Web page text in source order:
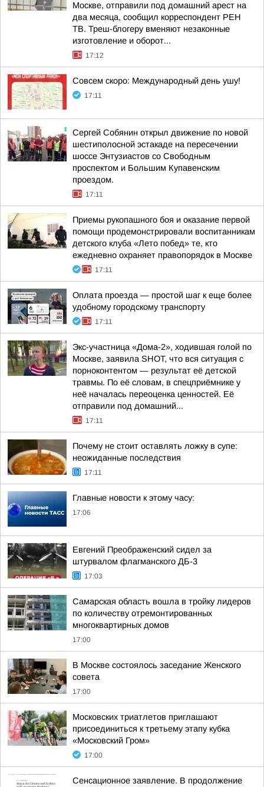
Москве, отправили под домашний арест на
два месяца, сообщил корреспондент РЕН
ТВ. Треш-блогеру вменяют незаконные
изготовление и оборот...
17:12
Совсем скоро: Международный день ушу!
17:11
Сергей Собянин открыл движение по новой
шестиполосной эстакаде на пересечении
шоссе Энтузиастов со Свободным
проспектом и Большим Купавенским
проездом.
17:11
Приемы рукопашного боя и оказание первой
помощи продемонстрировали воспитанникам
детского клуба «Лето побед» те, кто
ежедневно охраняет правопорядок в Москве
17:11
Оплата проезда — простой шаг к еще более
удобному городскому транспорту
17:11
Экс-участница «Дома-2», ходившая голой по
Москве, заявила SHOT, что вся ситуация с
порноконтентом — результат её детской
травмы. По её словам, в спецприёмнике у
неё началась переоценка ценностей. Её
отправили под домашний...
17:11
Почему не стоит оставлять ложку в супе:
неожиданные последствия
17:11
Главные новости к этому часу:
17:06
Евгений Преображенский сидел за
штурвалом флагманского ДБ-3
17:03
Самарская область вошла в тройку лидеров
по количеству отремонтированных
многоквартирных домов
17:00
В Москве состоялось заседание Женского
совета
17:00
Московских триатлетов приглашают
присоединиться к третьему этапу кубка
«Московский Гром»
17:00
Сенсационное заявление. В продолжение